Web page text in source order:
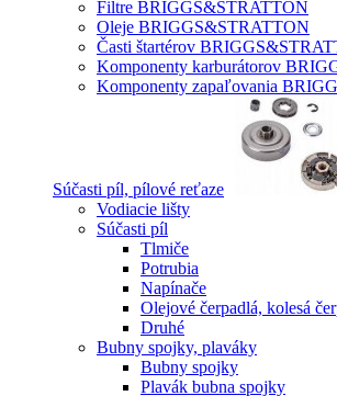
Filtre BRIGGS&STRATTON
Oleje BRIGGS&STRATTON
Časti štartérov
Komponenty karburátorov
Komponenty zapaľovania
Súčasti píl, pílové reťaze
Vodiacie lišty
Súčasti píl
Tlmiče
Potrubia
Napínače
Olejové čerpadlá, kolesá
Druhé
Bubny spojky, plaváky
Bubny spojky
Plavák bubna spojky